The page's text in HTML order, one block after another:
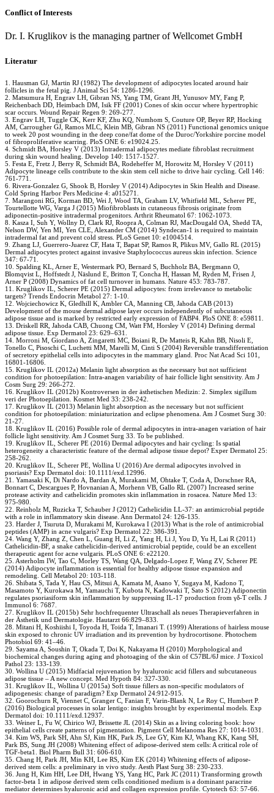
Conflict of Interests
Dr. I. Kruglikov is the managing partner of Wellcomet GmbH
Literatur
1. Hausman GJ, Martin RJ (1982) The development of adipocytes located around hair
follicles in the fetal pig. J Animal Sci 54: 1286-1296.
2. Matsumura H, Engrav LH, Gibran NS, Yang TM, Grant JH, Yunusov MY, Fang P,
Reichenbach DD, Heimbach DM, Isik FF (2001) Cones of skin occur where hypertrophic
scar occurs. Wound Repair Regen 9: 269-277.
3. Engrav LH, Tuggle CK, Kerr KF, Zhu KQ, Numhom S, Couture OP, Beyer RP, Hocking
AM, Carrougher GJ, Ramos MLC, Klein MB, Gibran NS (2011) Functional genomics unique
to week 20 post wounding in the deep cone/fat dome of the Duroc/Yorkshire porcine model
of fibroproliferative scarring. PloS ONE 6: e19024.25.
4. Schmidt BA, Horsley V (2013) Intradermal adipocytes mediate fibroblast recruitment
during skin wound healing. Develop 140: 1517-1527.
5. Festa E, Fretz J, Berry R, Schmidt BA, Rodeheffer M, Horowitz M, Horsley V (2011)
Adipocyte lineage cells contribute to the skin stem cell niche to drive hair cycling. Cell 146:
761-771.
6. Rivera-Gonzalez G, Shook B, Horsley V (2014) Adipocytes in Skin Health and Disease.
Cold Spring Harbor Pers Medicine 4: a015271.
7. Marangoni RG, Korman BD, Wei J, Wood TA, Graham LV, Whitfield ML, Scherer PE,
Tourtellotte WG, Varga J (2015) Miofibroblasts in cutaneous fibrosis originate from
adiponectin-positive intradermal progenitors. Arthrit Rheumatol 67: 1062-1073.
8. Kasza I, Suh Y, Wollny D, Clark RJ, Roopra A, Colman RJ, MacDougald OA, Shedd TA,
Nelson DW, Yen MI, Yen CLE, Alexander CM (2014) Syndecan-1 is required to maintain
intradermal fat and prevent cold stress. PLoS Genet 10: e1004514.
9. Zhang LJ, Guerrero-Juarez CF, Hata T, Bapat SP, Ramos R, Plikus MV, Gallo RL (2015)
Dermal adipocytes protect against invasive Staphylococcus aureus skin infection. Science
347: 67-71.
10. Spalding KL, Arner E, Westermark PO, Bernard S, Buchholz BA, Bergmann O,
Blomqvist L, Hoffstedt J, Näslund E, Britton T, Concha H, Hassan M, Ryden M, Frisen J,
Arner P (2008) Dynamics of fat cell turnover in humans. Nature 453: 783-787.
11. Kruglikov IL, Scherer PE (2015) Dermal adipocytes: from irrelevance to metabolic
targets? Trends Endocrin Metabol 27: 1-10.
12. Wojciechowicz K, Gledhill K, Ambler CA, Manning CB, Jahoda CAB (2013)
Development of the mouse dermal adipose layer occurs independently of subcutaneous
adipose tissue and is marked by restricted early expression of FABP4. PloS ONE 8: e59811.
13. Driskell RR, Jahoda CAB, Chuong CM, Watt FM, Horsley V (2014) Defining dermal
adipose tissue. Exp Dermatol 23: 629–631.
14. Morroni M, Giordano A, Zingaretti MC, Boiani R, De Matteis R, Kahn BB, Nisoli E,
Tonello C, Pisoschi C, Luchetti MM, Marelli M, Cinti S (2004) Reversible transdifferentiation
of secretory epithelial cells into adipocytes in the mammary gland. Proc Nat Acad Sci 101,
16801-16806.
15. Kruglikov IL (2012a) Melanin light absorption as the necessary but not sufficient
condition for photoepilation: Intra-anagen variability of hair follicle light sensitivity. Am J
Cosm Surg 29: 266-272.
16. Kruglikov IL (2012b) Kontroversen in der ästhetischen Medizin: 2. Simplex sigillum
veri der Photoepilation. Kosmet Med 33: 238-242.
17. Kruglikov IL (2013) Melanin light absorption as the necessary but not sufficient
condition for photoepilation: miniaturization and eclipse phenomena. Am J Cosmet Surg 30:
21-27.
18. Kruglikov IL (2016) Possible role of dermal adipocytes in intra-anagen variation of hair
follicle light sensitivity. Am J Cosmet Surg 33. To be published.
19. Kruglikov IL, Scherer PE (2016) Dermal adipocytes and hair cycling: Is spatial
heterogeneity a characteristic feature of the dermal adipose tissue depot? Exper Dermatol 25:
258-262.
20. Kruglikov IL, Scherer PE, Wollina U (2016) Are dermal adipocytes involved in
psoriasis? Exp Dermatol doi: 10.1111/exd.12996.
21. Yamasaki K, Di Nardo A, Bardan A, Murakami M, Ohtake T, Coda A, Dorschner RA,
Bonnart C, Descargues P, Hovnanian A, Morhenn VB, Gallo RL (2007) Increased serine
protease activity and cathelicidin promotes skin inflammation in rosacea. Nature Med 13:
975-980.
22. Reinholz M, Ruzicka T, Schauber J (2012) Cathelicidin LL-37: an antimicrobial peptide
with a role in inflammatory skin disease. Ann Dermatol 24: 126-135.
23. Harder J, Tsuruta D, Murakami M, Kurokawa I (2013) What is the role of antimicrobial
peptides (AMP) in acne vulgaris? Exp Dermatol 22: 386-391.
24. Wang Y, Zhang Z, Chen L, Guang H, Li Z, Yang H, Li J, You D, Yu H, Lai R (2011)
Cathelicidin-BF, a snake cathelicidin-derived antimicrobial peptide, could be an excellent
therapeutic agent for acne vulgaris. PLoS ONE 6: e22120.
25. Asterholm IW, Tao C, Morley TS, Wang QA, Delgado-Lopez F, Wang ZV, Scherer PE
(2014) Adipocyte inflammation is essential for healthy adipose tissue expansion and
remodeling. Cell Metabol 20: 103-118.
26. Shibata S, Tada Y, Hau CS, Mitsui A, Kamata M, Asano Y, Sugaya M, Kadono T,
Masamoto Y, Kurokawa M, Yamauchi T, Kubota N, Kadowaki T, Sato S (2012) Adiponectin
regulates psoriasiform skin inflammation by suppressing IL-17 production from γδ-T cells. J
Immunol 6: 7687.
27. Kruglikov IL (2015b) Sehr hochfrequenter Ultraschall als neues Therapieverfahren in
der Ästhetik und Dermatologie. Hautarzt 66:829–833.
28. Mitani H, Koshiishi I, Toyoda H, Toida T, Imanari T. (1999) Alterations of hairless mouse
skin exposed to chronic UV irradiation and its prevention by hydrocortisone. Photochem
Photobiol 69: 41–46.
29. Sayama A, Soushin T, Okada T, Doi K, Nakayama H (2010) Morphological and
biochemical changes during aging and photoaging of the skin of C57BL/6J mice. J Toxicol
Pathol 23: 133-139.
30. Wollina U (2015) Midfacial rejuvenation by hyaluronic acid fillers and subcutaneous
adipose tissue – A new concept. Med Hypoth 84: 327-330.
31. Kruglikov IL, Wollina U (2015a) Soft tissue fillers as non-specific modulators of
adipogenesis: change of paradigm? Exp Dermatol 24:912-915.
32. Goorochurn R, Viennet C, Granger C, Fanian F, Varin-Blank N, Le Roy C, Humbert P.
(2016) Biological processes in solar lentigo: insights brought by experimental models. Exp
Dermatol doi: 10.1111/exd.12937.
33. Weiner L, Fu W, Chirico WJ, Brissette JL (2014) Skin as a living coloring book: how
epithelial cells create patterns of pigmentation. Pigment Cell Melanoma Res 27: 1014-1031.
34. Kim WS, Park SH, Ahn SJ, Kim HK, Park JS, Lee GY, Kim KJ, Whang KK, Kang SH,
Park BS, Sung JH (2008) Whitening effect of adipose-derived stem cells: A critical role of
TGF-beta1. Biol Pharm Bull 31: 606-610.
35. Chang H, Park JH, Min KH, Lee RS, Kim EK (2014) Whitening effects of adipose-
derived stem cells: a preliminary in vivo study. Aesth Plast Surg 38: 230-233.
36. Jung H, Kim HH, Lee DH, Hwang YS, Yang HC, Park JC (2011) Transforming growth
factor-beta 1 in adipose derived stem cells conditioned medium is a dominant paracrine
mediator determines hyaluronic acid and collagen expression profile. Cytotech 63: 57-66.